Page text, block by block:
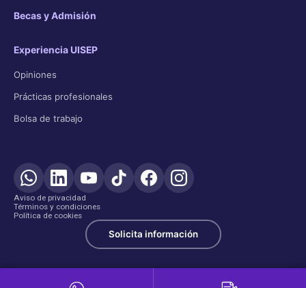
Becas y Admisión
Experiencia UISEP
Opiniones
Prácticas profesionales
Bolsa de trabajo
Aviso de privacidad
Términos y condiciones
Política de cookies
Solicita información